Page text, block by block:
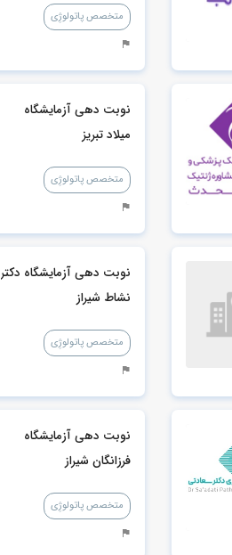
متخصص پاتولوژِی
نوبت دهی آزمایشگاه
میلاد تبریز
متخصص پاتولوژِی
نوبت دهی آزمایشگاه دکتر
نشاط شیراز
متخصص پاتولوژِی
نوبت دهی آزمایشگاه
فرزانگان شیراز
متخصص پاتولوژِی